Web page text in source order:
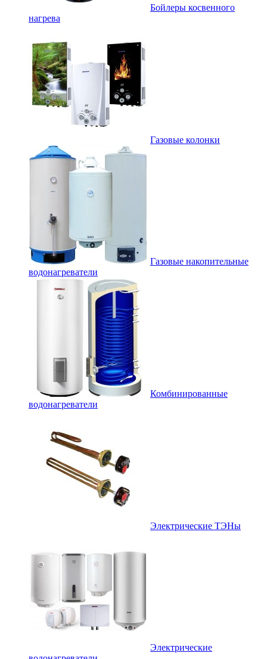
Бойлеры косвенного
нагрева
Газовые колонки
Газовые накопительные
водонагреватели
Комбинированные
водонагреватели
Электрические ТЭНы
Электрические